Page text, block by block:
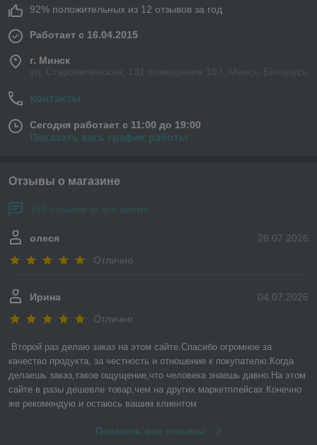
92% положительных из 12 отзывов за год
Работает с 16.04.2015
г. Минск
Контакты
Сегодня работает с 11:00 до 19:00
Показать весь график работы
Отзывы о магазине
165 отзывов за всё время
26.07.2026
олеся
Отлично
04.07.2026
Ирина
Отлично
Второй раз делаю заказ на этом сайте.Спасибо огромное за
качество продукта, за честность и отношение к покупателю.Когда
делаешь заказ,такое ощущение,что человека знаешь давно.На этом
сайте в разы дешевле товар,чем на других маркетплейсах.Конечно
же рекомендую и остаюсь вашим клиентом
Показать все отзывы